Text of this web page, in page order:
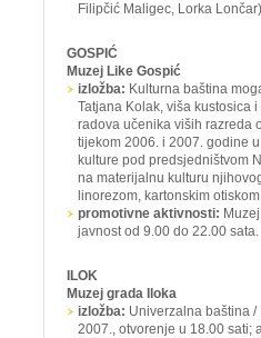
Filipčić Maligec, Lorka
GOSPIĆ
Muzej Like Gospić
izložba: Kulturna baština
Tatjana Kolak, viša kustosica
radova učenika viših razreda
tijekom 2006. i 2007. godine
kulture pod predsjedništvom
na materijalnu kulturu
linorezom, kartonskim
promotivne aktivnosti:
javnost od 9.00 do 22.00 sata.
ILOK
Muzej grada Iloka
izložba: Univerzalna baština
2007., otvorenje u 18.00 sati;